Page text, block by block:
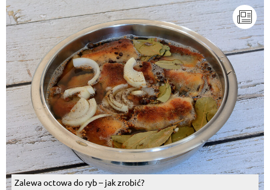
Zalewa octowa do ryb – jak zrobić?